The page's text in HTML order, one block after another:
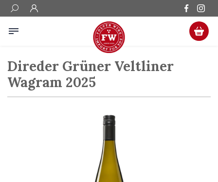
Direder Grüner Veltliner
Wagram 2025